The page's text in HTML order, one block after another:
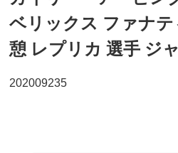
ベリックス ファナ
憩 レプリカ 選手 ジ
202009235